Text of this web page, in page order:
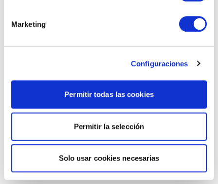
Marketing
Configuraciones
Permitir todas las cookies
Permitir la selección
Solo usar cookies necesarias